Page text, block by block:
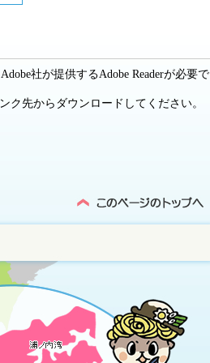
社が提供するAdobe Readerが必要で
ク先からダウンロードしてください。